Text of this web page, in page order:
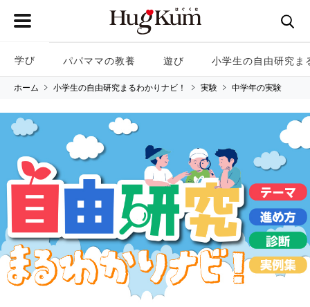
学び パパママの教養 遊び 小学生の自由研究ま
ホーム 小学生の自由研究まるわかりナビ！ 実験 中学年の実験
小学生の自由研究まるわかりナビ！